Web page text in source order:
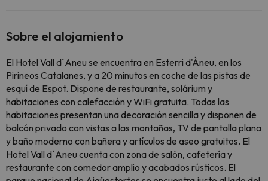
Sobre el alojamiento
El Hotel Vall d´Aneu se encuentra en Esterri d'Àneu, en los
Pirineos Catalanes, y a 20 minutos en coche de las pistas de
esquí de Espot. Dispone de restaurante, solárium y
habitaciones con calefacción y WiFi gratuita. Todas las
habitaciones presentan una decoración sencilla y disponen de
balcón privado con vistas a las montañas, TV de pantalla plana
y baño moderno con bañera y artículos de aseo gratuitos. El
Hotel Vall d´Aneu cuenta con zona de salón, cafetería y
restaurante con comedor amplio y acabados rústicos. El